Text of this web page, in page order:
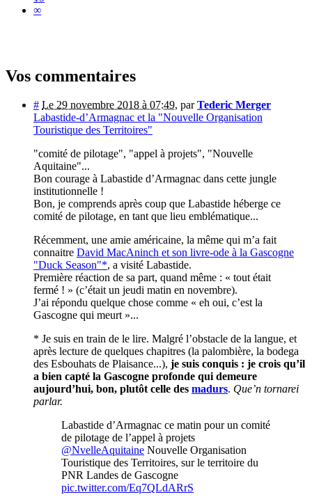
∞
Vos commentaires
# Le 29 novembre 2018 à 07:49, parTederic Merger
Labastide-d’Armagnac et la "Nouvelle Organisation
Touristique des Territoires"
"comité de pilotage", "appel à projets", "Nouvelle
Aquitaine"...
Bon courage à Labastide d’Armagnac dans cette jungle
institutionnelle !
Bon, je comprends après coup que Labastide héberge ce
comité de pilotage, en tant que lieu emblématique...
Récemment, une amie américaine, la même qui m’a fait
connaitre David MacAninch et son livre-ode à la Gascogne
"Duck Season"*, a visité Labastide.
Première réaction de sa part, quand même : « tout était
fermé ! » (c’était un jeudi matin en novembre).
J’ai répondu quelque chose comme « eh oui, c’est la
Gascogne qui meurt »...
* Je suis en train de le lire. Malgré l’obstacle de la langue, et
après lecture de quelques chapitres (la palombière, la bodega
des Esbouhats de Plaisance...), je suis conquis : je crois qu’il
a bien capté la Gascogne profonde qui demeure
aujourd’hui, bon, plutôt celle des madurs. Que’n tornarei
parlar.
Labastide d’Armagnac ce matin pour un comité
de pilotage de l’appel à projets
@NvelleAquitaine Nouvelle Organisation
Touristique des Territoires, sur le territoire du
PNR Landes de Gascogne
pic.twitter.com/Eq7QLdARrS